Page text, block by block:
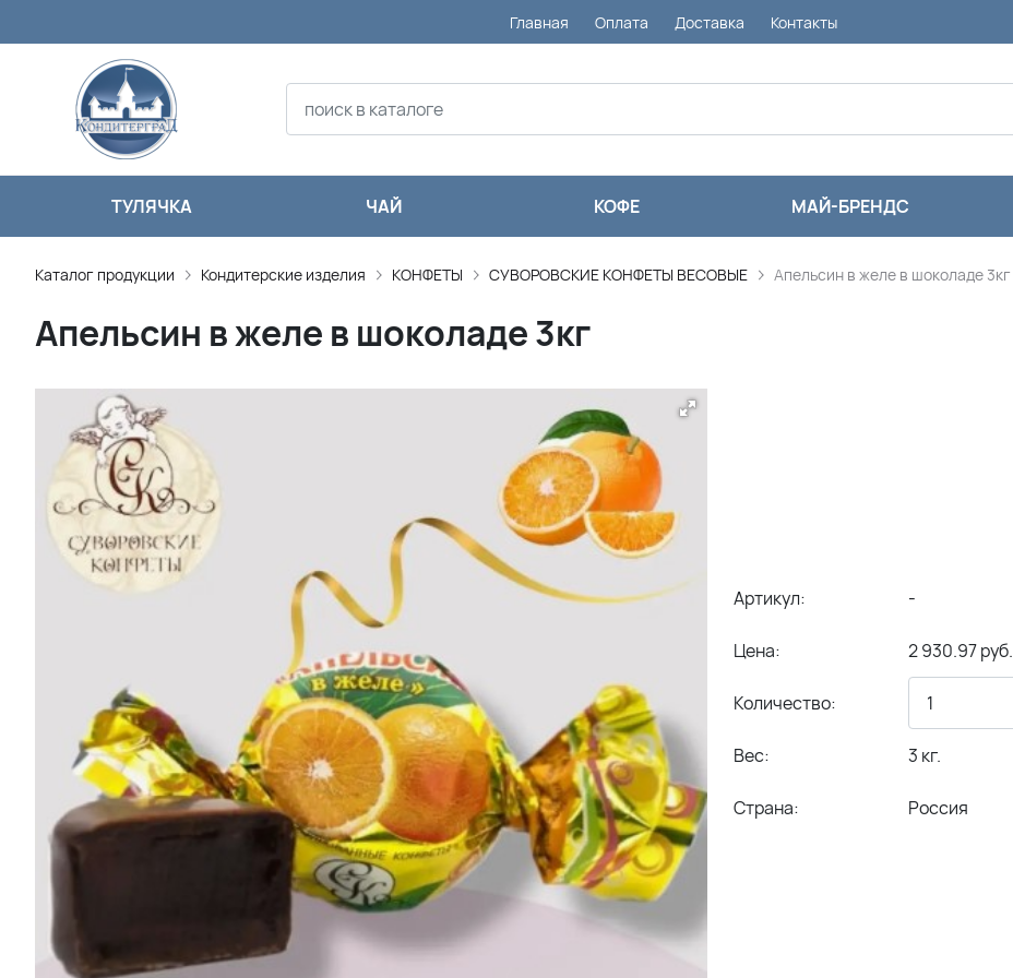
Главная Оплата Доставка Контакты
ТУЛЯЧКА ЧАЙ КОФЕ МАЙ-БРЕНДС
Каталог продукции Кондитерские изделия КОНФЕТЫ СУВОРОВСКИЕ КОНФЕТЫ ВЕСОВЫЕ Апельсин в желе в шоколаде 3кг
Апельсин в желе в шоколаде 3кг
Артикул: -
Цена: 2 930.97 руб.
Количество:
Вес: 3 кг.
Страна: Россия